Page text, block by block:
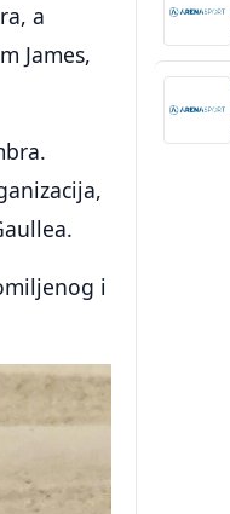
a
James,
i